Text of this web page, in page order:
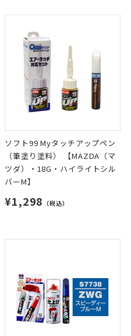
ソフト99 Myタッチアップペン
（筆塗り塗料） 【MAZDA（マ
ツダ）・18G・ハイライトシル
バーM】
¥1,298 （税込）